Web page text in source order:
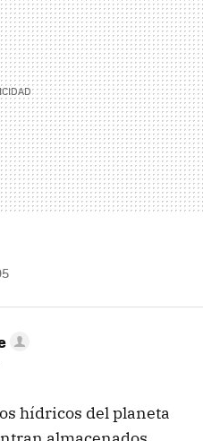
hídricos del planeta